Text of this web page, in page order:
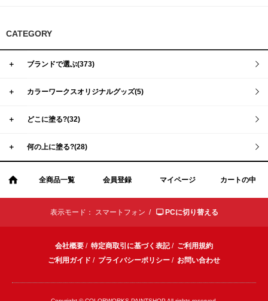
CATEGORY
＋ ブランドで選ぶ(373)
＋ カラーワークスオリジナルグッズ(5)
＋ どこに塗る?(32)
＋ 何の上に塗る?(28)
全商品一覧 会員登録 マイページ カートの中
表示モード： スマートフォン / PCに切り替える
会社概要 / 特定商取引に基づく表記/ ご利用規約
ご利用ガイド / プライバシーポリシー / お問い合わせ